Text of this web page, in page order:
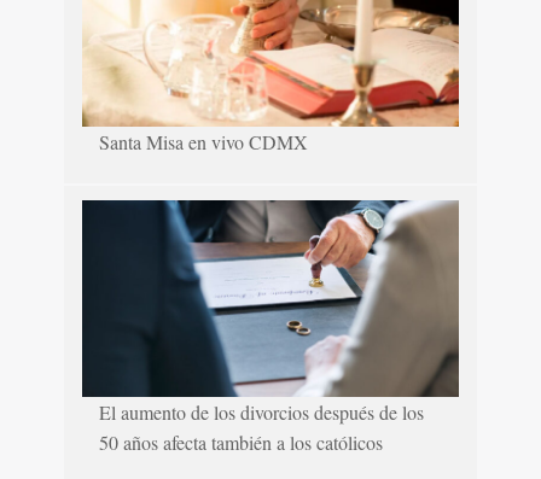
Santa Misa en vivo CDMX
El aumento de los divorcios después de los
50 años afecta también a los católicos